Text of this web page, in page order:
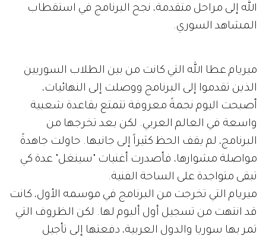
الله إلى مراحل متقدمة، نجح البرنامج في استقطاب
المشاهد السوري.
ميريام عطا الله التي كانت من بين الطلاب السوريين
الذين تقدموا إلى البرنامج ووصلت إلى النهائيات،
أصبحت اليوم نجمةً معروفة تتمتع بقاعدة شعبية
واسعة في العالم العربي. لكن بعد تخرجها من
البرنامج، لم يقف الحظ كثيراً إلى جانبها. حاولت جاهدةً
مواصلة مشوارها، فأصدرت أغنيات "سينغل" عدة كي
تبقى متواجدة على الساحة الفنية.
ميريام التي تخرجت من البرنامج في موسمه الأول، كانت
قد انتهت من تسجيل أول ألبوم لها. لكن الظروف التي
تمر بها سوريا والدول العربية، دفعتها إلى تأجيل